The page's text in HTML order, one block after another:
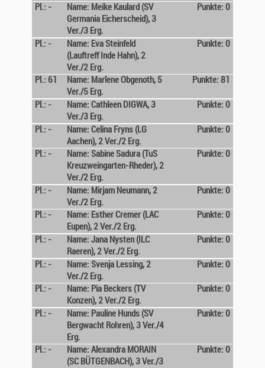
Pl.: -
Name: Meike Kaulard (SV
Germania Eicherscheid), 3
Ver./3 Erg.
Punkte: 0
Pl.: -
Name: Eva Steinfeld
(Lauftreff Inde Hahn), 2
Ver./2 Erg.
Punkte: 0
Pl.: 61
Name: Marlene Obgenoth, 5
Ver./5 Erg.
Punkte: 81
Pl.: -
Name: Cathleen DIGWA, 3
Ver./3 Erg.
Punkte: 0
Pl.: -
Name: Celina Fryns (LG
Aachen), 2 Ver./2 Erg.
Punkte: 0
Pl.: -
Name: Sabine Sadura (TuS
Kreuzweingarten-Rheder), 2
Ver./2 Erg.
Punkte: 0
Pl.: -
Name: Mirjam Neumann, 2
Ver./2 Erg.
Punkte: 0
Pl.: -
Name: Esther Cremer (LAC
Eupen), 2 Ver./2 Erg.
Punkte: 0
Pl.: -
Name: Jana Nysten (ILC
Raeren), 2 Ver./2 Erg.
Punkte: 0
Pl.: -
Name: Svenja Lessing, 2
Ver./2 Erg.
Punkte: 0
Pl.: -
Name: Pia Beckers (TV
Konzen), 2 Ver./2 Erg.
Punkte: 0
Pl.: -
Name: Pauline Hunds (SV
Bergwacht Rohren), 3 Ver./4
Erg.
Punkte: 0
Pl.: -
Name: Alexandra MORAIN
(SC BÜTGENBACH), 3 Ver./3
Punkte: 0